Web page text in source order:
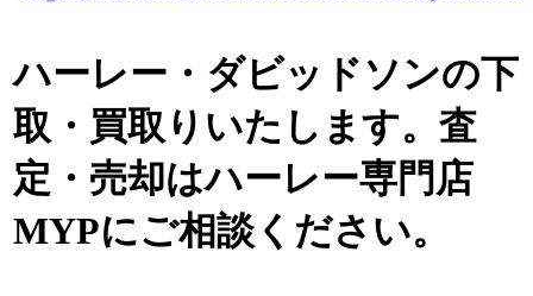
ハーレー・ダビッドソンの下
取・買取りいたします。査
定・売却はハーレー専門店
MYPにご相談ください。